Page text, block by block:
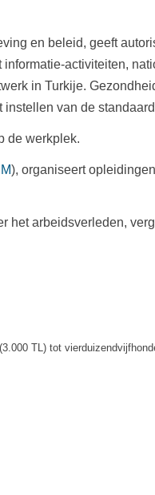
en beleid, geeft
activiteiten,
in Turkije.
van de
de werkplek.
), organiseert
het arbeidsverleden,
TL) tot